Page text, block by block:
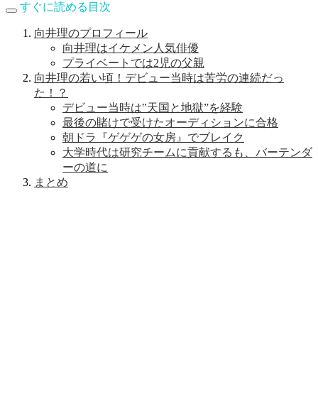
すぐに読める目次
向井理のプロフィール
向井理はイケメン人気俳優
プライベートでは2児の父親
向井理の若い頃！デビュー当時は苦労の連続だっ
た！？
デビュー当時は‟天国と地獄”を経験
最後の賭けで受けたオーディションに合格
朝ドラ『ゲゲゲの女房』でブレイク
大学時代は研究チームに貢献するも、バーテンダ
ーの道に
まとめ